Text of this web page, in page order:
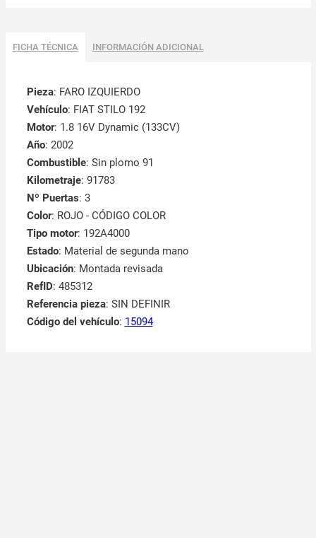
FICHA TÉCNICA INFORMACIÓN ADICIONAL
Pieza: FARO IZQUIERDO
Vehículo: FIAT STILO 192
Motor: 1.8 16V Dynamic (133CV)
Año: 2002
Combustible: Sin plomo 91
Kilometraje: 91783
Nº Puertas: 3
Color: ROJO - CÓDIGO COLOR
Tipo motor: 192A4000
Estado: Material de segunda mano
Ubicación: Montada revisada
RefID: 485312
Referencia pieza: SIN DEFINIR
Código del vehículo: 15094